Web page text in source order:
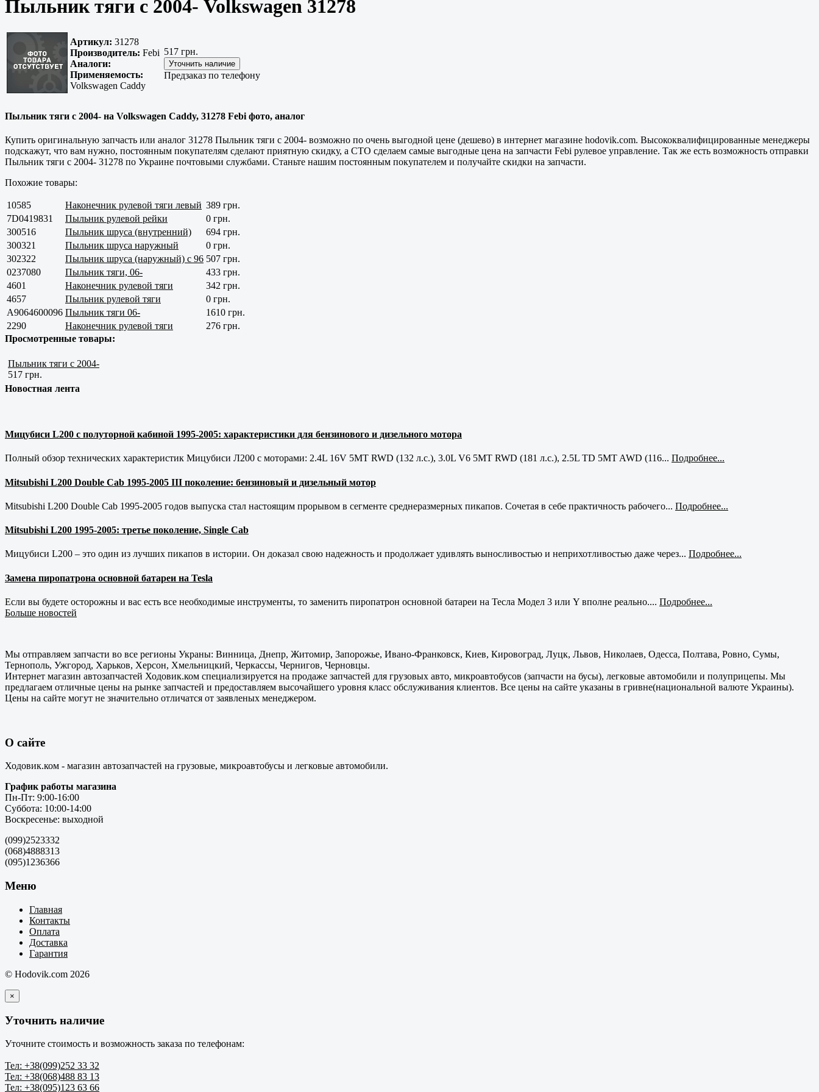
Пыльник тяги с 2004- Volkswagen 31278
Артикул: 31278
Производитель: Febi
Аналоги:
Применяемость:
Volkswagen Caddy
517 грн.
Предзаказ по телефону
Пыльник тяги с 2004- на Volkswagen Caddy, 31278 Febi фото, аналог
Купить оригинальную запчасть или аналог 31278 Пыльник тяги с 2004- возможно по очень выгодной цене (дешево) в интернет магазине hodovik.com. Высококвалифицированные менеджеры
подскажут, что вам нужно, постоянным покупателям сделают приятную скидку, а СТО сделаем самые выгодные цена на запчасти Febi рулевое управление. Так же есть возможность отправки
Пыльник тяги с 2004- 31278 по Украине почтовыми службами. Станьте нашим постоянным покупателем и получайте скидки на запчасти.
Похожие товары:
10585 Наконечник рулевой тяги левый 389 грн.
7D0419831
Пыльник рулевой рейки
0 грн.
300516
Пыльник шруса (внутренний)
694 грн.
300321
Пыльник шруса наружный
0 грн.
302322
Пыльник шруса (наружный) с 96 507 грн.
0237080
Пыльник тяги, 06-
433 грн.
4601
Наконечник рулевой тяги
342 грн.
4657
Пыльник рулевой тяги
0 грн.
A9064600096 Пыльник тяги 06-
1610 грн.
2290
Наконечник рулевой тяги
276 грн.
Просмотренные товары:
Пыльник тяги с 2004-
517 грн.
Новостная лента
Мицубиси L200 с полуторной кабиной 1995-2005: характеристики для бензинового и дизельного мотора
Полный обзор технических характеристик Мицубиси Л200 с моторами: 2.4L 16V 5MT RWD (132 л.с.), 3.0L V6 5MT RWD (181 л.с.), 2.5L TD 5MT AWD (116... Подробнее...
Mitsubishi L200 Double Cab 1995-2005 III поколение: бензиновый и дизельный мотор
Mitsubishi L200 Double Cab 1995-2005 годов выпуска стал настоящим прорывом в сегменте среднеразмерных пикапов. Сочетая в себе практичность рабочего... Подробнее...
Mitsubishi L200 1995-2005: третье поколение, Single Cab
Мицубиси L200 – это один из лучших пикапов в истории. Он доказал свою надежность и продолжает удивлять выносливостью и неприхотливостью даже через... Подробнее...
Замена пиропатрона основной батареи на Tesla
Если вы будете осторожны и вас есть все необходимые инструменты, то заменить пиропатрон основной батареи на Тесла Модел 3 или Y вполне реально.... Подробнее...
Больше новостей
Мы отправляем запчасти во все регионы Украны: Винница, Днепр, Житомир, Запорожье, Ивано-Франковск, Киев, Кировоград, Луцк, Львов, Николаев, Одесса, Полтава, Ровно, Сумы,
Тернополь, Ужгород, Харьков, Херсон, Хмельницкий, Черкассы, Чернигов, Черновцы.
Интернет магазин автозапчастей Ходовик.ком специализируется на продаже запчастей для грузовых авто, микроавтобусов (запчасти на бусы), легковые автомобили и полуприцепы. Мы
предлагаем отличные цены на рынке запчастей и предоставляем высочайшего уровня класс обслуживания клиентов. Все цены на сайте указаны в гривне(национальной валюте Украины).
Цены на сайте могут не значительно отличатся от заявленых менеджером.
О сайте
Ходовик.ком - магазин автозапчастей на грузовые, микроавтобусы и легковые автомобили.
График работы магазина
Пн-Пт: 9:00-16:00
Суббота: 10:00-14:00
Воскресенье: выходной
(099)2523332
(068)4888313
(095)1236366
Меню
Главная
Контакты
Оплата
Доставка
Гарантия
© Hodovik.com 2026
×
Уточнить наличие
Уточните стоимость и возможность заказа по телефонам:
Тел: +38(099)252 33 32
Тел: +38(068)488 83 13
Тел: +38(095)123 63 66